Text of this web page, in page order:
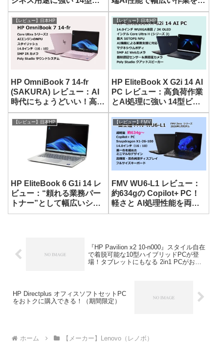
バイルノート
適にこなす 13.3型モバイ
ルノート
【レビュー】日本HP
HP OmniBook 7 14-fr
(SAKURA) レビュー：AI
時代にちょうどいい！高性
能でスタイリッシュな14
型ノート
【レビュー】日本HP
HP EliteBook X G2i 14 AI
PC レビュー：高負荷作業
とAI処理に強い 14型ビジ
ネスノート
【レビュー】日本HP
HP EliteBook 6 G1i 14 レ
ビュー：“頼れる業務パー
トナー”として幅広いシー
ンで活用できる 14型 AIモ
【レビュー】FMV
FMV WU6-L1 レビュー：
約634gの Copilot+ PC！
軽さと AI処理性能を両立
した 14型モバイルノート
『HP Pavilion x2 10-n000』スタイル自在
で着脱可能な10型ハイブリッドPCが登
場！タブレットにもなる 2in1 PCがお買
HP Directplus オフィスソフトセットPC
をおトクに購入できる！（期間限定）
ホーム 【メーカー】Lenovo（レノボ）